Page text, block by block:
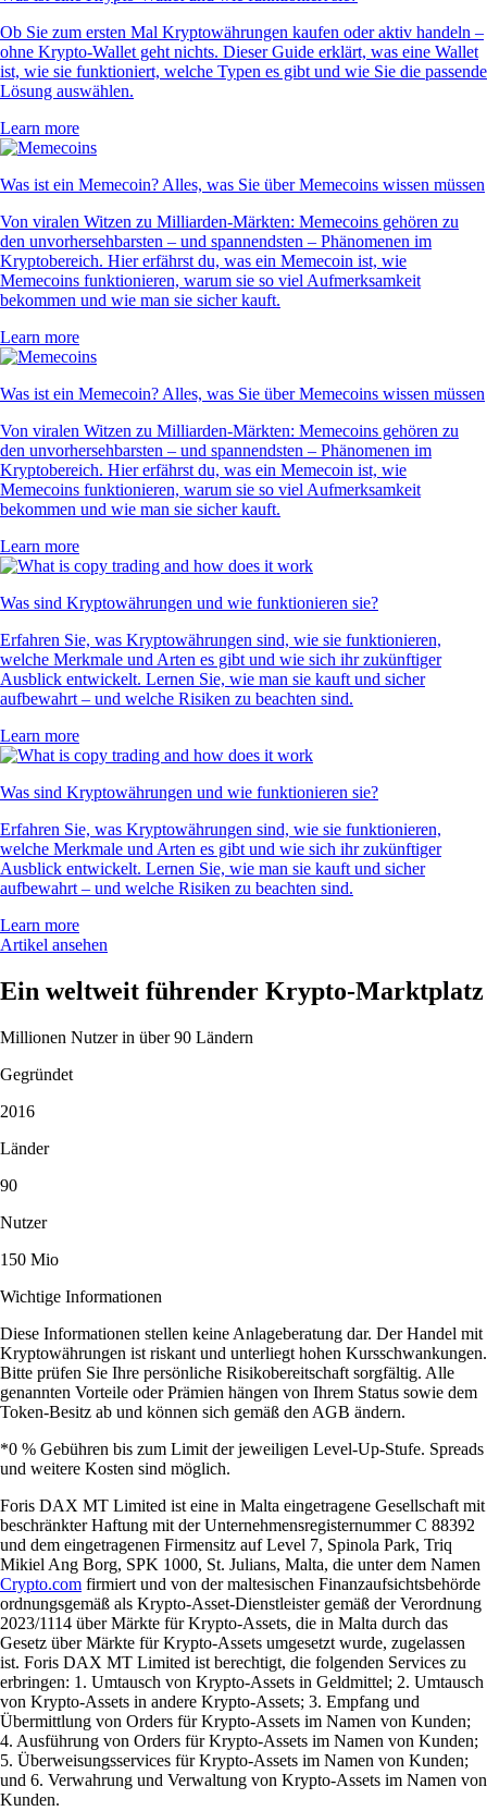
Ob Sie zum ersten Mal Kryptowährungen kaufen oder aktiv handeln –
ohne Krypto-Wallet geht nichts. Dieser Guide erklärt, was eine Wallet
ist, wie sie funktioniert, welche Typen es gibt und wie Sie die passende
Lösung auswählen.
Learn more
Was ist ein Memecoin? Alles, was Sie über Memecoins wissen müssen
Von viralen Witzen zu Milliarden-Märkten: Memecoins gehören zu
den unvorhersehbarsten – und spannendsten – Phänomenen im
Kryptobereich. Hier erfährst du, was ein Memecoin ist, wie
Memecoins funktionieren, warum sie so viel Aufmerksamkeit
bekommen und wie man sie sicher kauft.
Learn more
Was ist ein Memecoin? Alles, was Sie über Memecoins wissen müssen
Von viralen Witzen zu Milliarden-Märkten: Memecoins gehören zu
den unvorhersehbarsten – und spannendsten – Phänomenen im
Kryptobereich. Hier erfährst du, was ein Memecoin ist, wie
Memecoins funktionieren, warum sie so viel Aufmerksamkeit
bekommen und wie man sie sicher kauft.
Learn more
Was sind Kryptowährungen und wie funktionieren sie?
Erfahren Sie, was Kryptowährungen sind, wie sie funktionieren,
welche Merkmale und Arten es gibt und wie sich ihr zukünftiger
Ausblick entwickelt. Lernen Sie, wie man sie kauft und sicher
aufbewahrt – und welche Risiken zu beachten sind.
Learn more
Was sind Kryptowährungen und wie funktionieren sie?
Erfahren Sie, was Kryptowährungen sind, wie sie funktionieren,
welche Merkmale und Arten es gibt und wie sich ihr zukünftiger
Ausblick entwickelt. Lernen Sie, wie man sie kauft und sicher
aufbewahrt – und welche Risiken zu beachten sind.
Learn more
Artikel ansehen
Ein weltweit führender Krypto-Marktplatz
Millionen Nutzer in über 90 Ländern
Gegründet
2016
Länder
90
Nutzer
150 Mio
Wichtige Informationen
Diese Informationen stellen keine Anlageberatung dar. Der Handel mit
Kryptowährungen ist riskant und unterliegt hohen Kursschwankungen.
Bitte prüfen Sie Ihre persönliche Risikobereitschaft sorgfältig. Alle
genannten Vorteile oder Prämien hängen von Ihrem Status sowie dem
Token-Besitz ab und können sich gemäß den AGB ändern.
*0 % Gebühren bis zum Limit der jeweiligen Level-Up-Stufe. Spreads
und weitere Kosten sind möglich.
Foris DAX MT Limited ist eine in Malta eingetragene Gesellschaft mit
beschränkter Haftung mit der Unternehmensregisternummer C 88392
und dem eingetragenen Firmensitz auf Level 7, Spinola Park, Triq
Mikiel Ang Borg, SPK 1000, St. Julians, Malta, die unter dem Namen
Crypto.com firmiert und von der maltesischen Finanzaufsichtsbehörde
ordnungsgemäß als Krypto-Asset-Dienstleister gemäß der Verordnung
2023/1114 über Märkte für Krypto-Assets, die in Malta durch das
Gesetz über Märkte für Krypto-Assets umgesetzt wurde, zugelassen
ist. Foris DAX MT Limited ist berechtigt, die folgenden Services zu
erbringen: 1. Umtausch von Krypto-Assets in Geldmittel; 2. Umtausch
von Krypto-Assets in andere Krypto-Assets; 3. Empfang und
Übermittlung von Orders für Krypto-Assets im Namen von Kunden;
4. Ausführung von Orders für Krypto-Assets im Namen von Kunden;
5. Überweisungsservices für Krypto-Assets im Namen von Kunden;
und 6. Verwahrung und Verwaltung von Krypto-Assets im Namen von
Kunden.